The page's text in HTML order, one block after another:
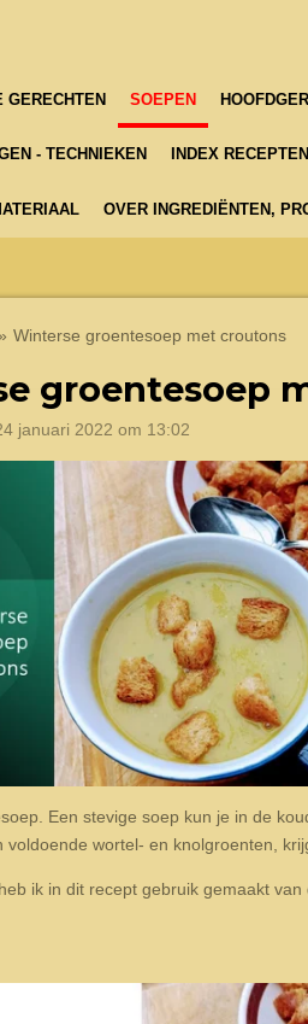
GERECHTEN SOEPEN
- TECHNIEKEN INDEX RECEPTEN
OVER INGREDIËNTEN,
» Winterse groentesoep met croutons
groentesoep
januari 2022 om 13:02
Een stevige soep kun je in de
voldoende wortel- en knolgroenten,
ik in dit recept gebruik gemaakt